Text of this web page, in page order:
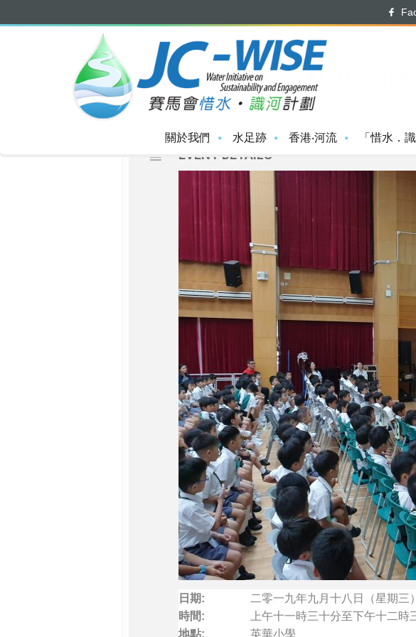
關於我們 水足跡 香港‧河流 「惜水．
SEPTEMBER, 2019
18 「賽馬會惜水・識河計劃」工作
EVENT DETAILS
日期:
二零一九年九月十八日（星期三）
時間:
上午十一時三十分至下午十二
地點:
英華小學